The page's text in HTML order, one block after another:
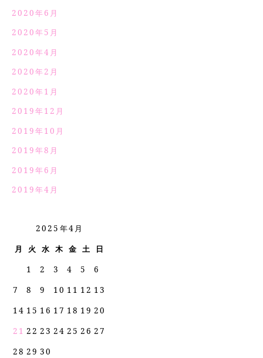
2020年6月
2020年5月
2020年4月
2020年2月
2020年1月
2019年12月
2019年10月
2019年8月
2019年6月
2019年4月
2025年4月
月
火 水 木 金 土
日
1
2 3 4 5
6
7
8 9 10 11 12 13
14 15 16 17 18 19 20
21 22 23 24 25 26 27
28 29 30